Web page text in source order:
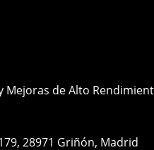
Mejoras de Alto
28971 Griñón, Madrid